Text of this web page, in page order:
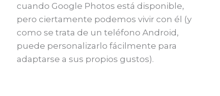
cuando Google Photos está disponible,
pero ciertamente podemos vivir con él (y
como se trata de un teléfono Android,
puede personalizarlo fácilmente para
adaptarse a sus propios gustos).